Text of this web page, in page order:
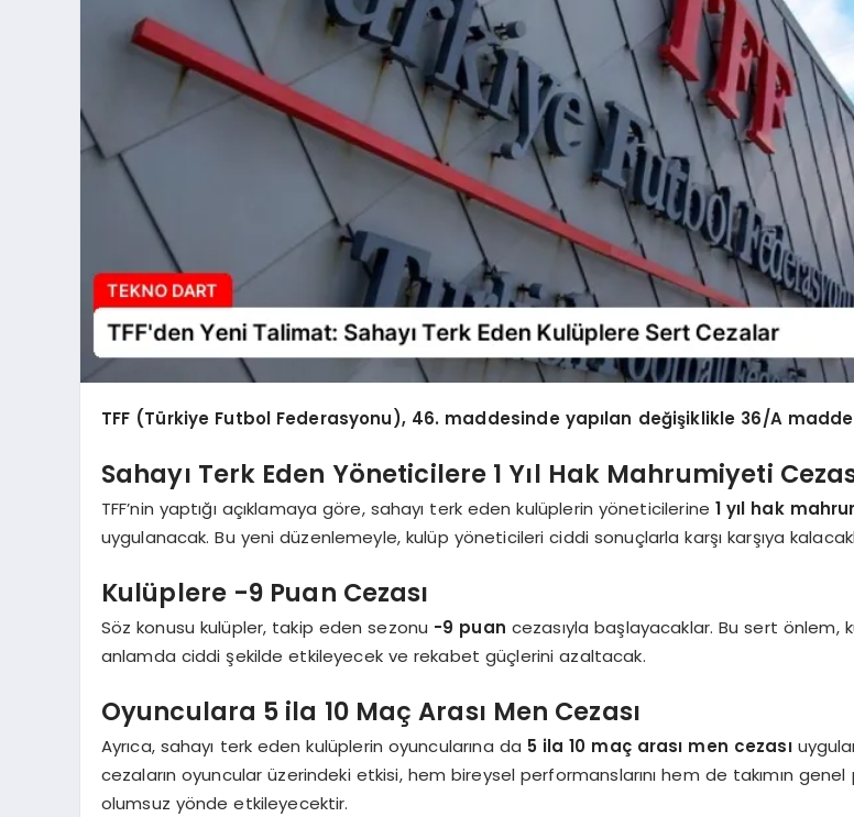
TFF (Türkiye Futbol Federasyonu), 46. maddesinde yapılan değişiklikle 36/A
Sahayı Terk Eden Yöneticilere 1 Yıl Hak Mahrumiyeti
TFF’nin yaptığı açıklamaya göre, sahayı terk eden kulüplerin yöneticilerine 1 yıl hak
uygulanacak. Bu yeni düzenlemeyle, kulüp yöneticileri ciddi sonuçlarla karşı karşıya
Kulüplere -9 Puan Cezası
Söz konusu kulüpler, takip eden sezonu -9 puan cezasıyla başlayacaklar. Bu sert önlem,
anlamda ciddi şekilde etkileyecek ve rekabet güçlerini azaltacak.
Oyunculara 5 ila 10 Maç Arası Men Cezası
Ayrıca, sahayı terk eden kulüplerin oyuncularına da 5 ila 10 maç arası men cezası
cezaların oyuncular üzerindeki etkisi, hem bireysel performanslarını hem de takımın genel
olumsuz yönde etkileyecektir.